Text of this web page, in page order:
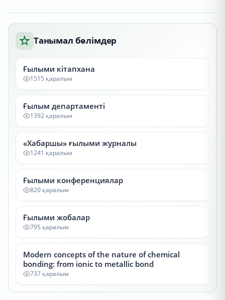
Танымал бөлімдер
Ғылыми кітапхана
1515 қаралым
Ғылым департаменті
1392 қаралым
«Хабаршы» ғылыми журналы
1241 қаралым
Ғылыми конференциялар
820 қаралым
Ғылыми жобалар
795 қаралым
Modern concepts of the nature of chemical
bonding: from ionic to metallic bond
737 қаралым